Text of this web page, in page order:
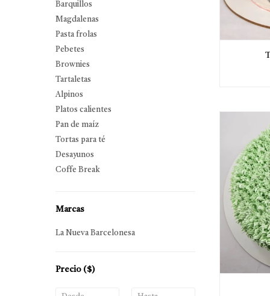
Barquillos
Magdalenas
Pasta frolas
Pebetes
Brownies
Tartaletas
Alpinos
Platos calientes
Pan de maíz
Tortas para té
Desayunos
Coffe Break
Marcas
La Nueva Barcelonesa
Precio ($)